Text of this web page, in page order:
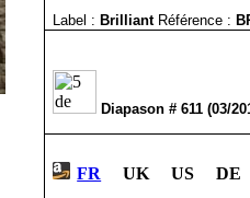
Label : Brilliant Référence :
Diapason # 611 (03/
FR UK US